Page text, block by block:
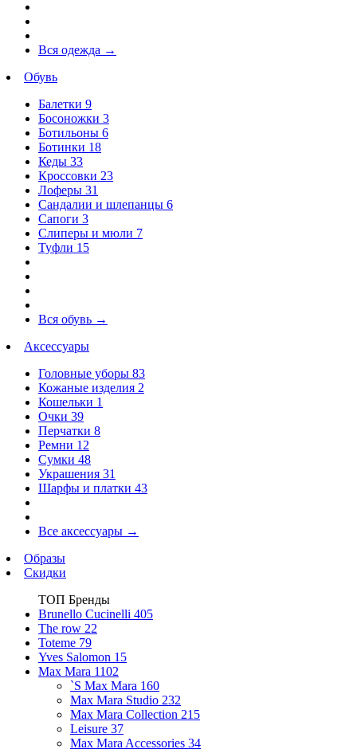
Вся одежда →
Обувь
Балетки 9
Босоножки 3
Ботильоны 6
Ботинки 18
Кеды 33
Кроссовки 23
Лоферы 31
Сандалии и шлепанцы 6
Сапоги 3
Слиперы и мюли 7
Туфли 15
Вся обувь →
Аксессуары
Головные уборы 83
Кожаные изделия 2
Кошельки 1
Очки 39
Перчатки 8
Ремни 12
Сумки 48
Украшения 31
Шарфы и платки 43
Все аксессуары →
Образы
Скидки
ТОП Бренды
Brunello Cucinelli 405
The row 22
Toteme 79
Yves Salomon 15
Max Mara 1102
`S Max Mara 160
Max Mara Studio 232
Max Mara Collection 215
Leisure 37
Max Mara Accessories 34